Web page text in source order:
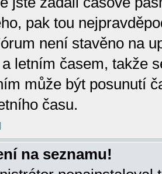
pak tou
není stavěno na
letním časem, takže
může být posunutí
času.
na seznamu!